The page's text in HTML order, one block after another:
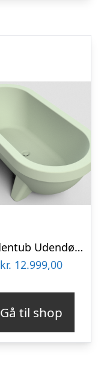
Gardentub Udendørs badekar i polyethylene 194 x 94 cm – Limegrøn
kr. 12.999,00
Gå til shop